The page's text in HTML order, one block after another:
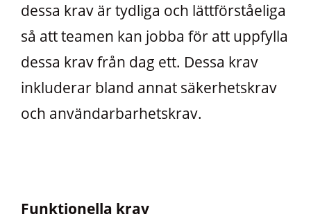
dessa krav är tydliga och lättförståeliga
så att teamen kan jobba för att uppfylla
dessa krav från dag ett. Dessa krav
inkluderar bland annat säkerhetskrav
och användarbarhetskrav.
Funktionella krav